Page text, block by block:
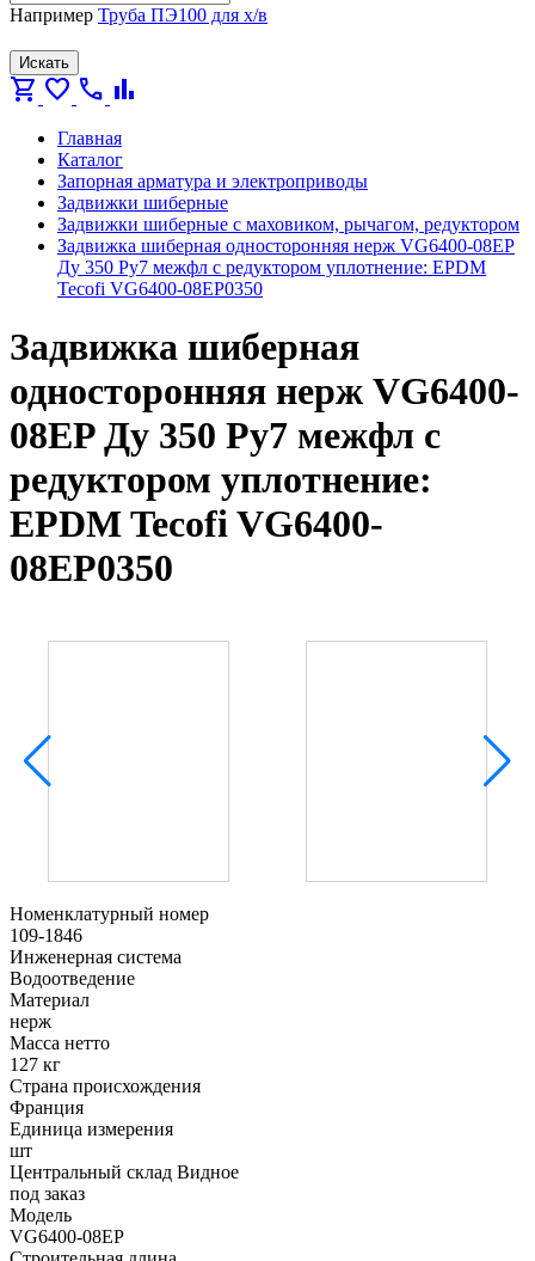
Например Труба ПЭ100 для х/в
Искать
shopping_cart favorite call bar_chart
Главная
Каталог
Запорная арматура и электроприводы
Задвижки шиберные
Задвижки шиберные с маховиком, рычагом, редуктором
Задвижка шиберная односторонняя нерж VG6400-08EP
Ду 350 Ру7 межфл с редуктором уплотнение: EPDM
Tecofi VG6400-08EP0350
Задвижка шиберная
односторонняя нерж VG6400-
08EP Ду 350 Ру7 межфл с
редуктором уплотнение:
EPDM Tecofi VG6400-
08EP0350
Номенклатурный номер
109-1846
Инженерная система
Водоотведение
Материал
нерж
Масса нетто
127 кг
Страна происхождения
Франция
Единица измерения
шт
Центральный склад Видное
под заказ
Модель
VG6400-08EP